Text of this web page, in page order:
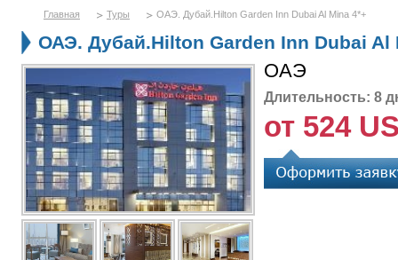
Главная Туры ОАЭ. Дубай.Hilton Garden Inn Dubai Al Mina 4*+
ОАЭ. Дубай.Hilton Garden Inn Dubai Al
ОАЭ
Длительность: 8
от 524